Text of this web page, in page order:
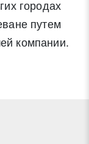
городах
путем
компании.